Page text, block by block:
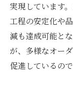
実現しています
工程の安定化や
減も達成可能と
が、多様なオー
促進しているので